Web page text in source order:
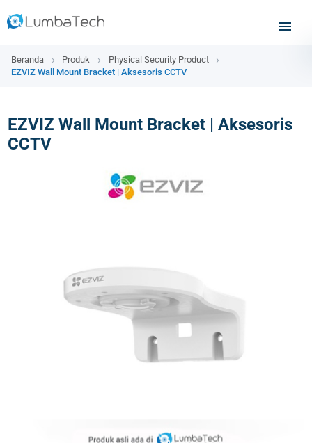
Beranda Produk
Physical Security Product
EZVIZ Wall Mount Bracket | Aksesoris CCTV
EZVIZ Wall Mount Bracket | Aksesoris
CCTV